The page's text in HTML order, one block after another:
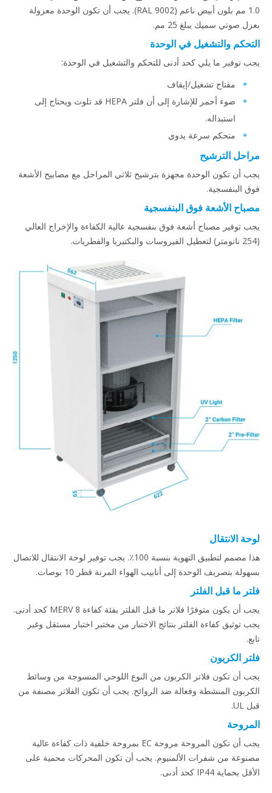
1.0 مم بلون أبيض ناعم (RAL 9002). يجب أن تكون الوحدة معزولة
بعزل صوتي سميك يبلغ 25 مم.
التحكم والتشغيل في الوحدة
يجب توفير ما يلي كحد أدنى للتحكم والتشغيل في الوحدة:
مفتاح تشغيل/إيقاف
ضوء أحمر للإشارة إلى أن فلتر HEPA قد تلوث ويحتاج إلى
استبداله.
متحكم سرعة يدوي
مراحل الترشيح
يجب أن تكون الوحدة مجهزة بترشيح ثلاثي المراحل مع مصابيح الأشعة
فوق البنفسجية.
مصباح الأشعة فوق البنفسجية
يجب توفير مصباح أشعة فوق بنفسجية عالية الكفاءة والإخراج العالي
(254 نانومتر) لتعطيل الفيروسات والبكتيريا والفطريات.
لوحة الانتقال
هذا مصمم لتطبيق التهوية بنسبة 100٪. يجب توفير لوحة الانتقال للاتصال
بسهولة بتصريف الوحدة إلى أنابيب الهواء المرنة قطر 10 بوصات.
فلتر ما قبل الفلتر
يجب أن يكون متوفرًا فلاتر ما قبل الفلتر بفئة كفاءة MERV 8 كحد أدنى.
يجب توثيق كفاءة الفلتر بنتائج الاختبار من مختبر اختبار مستقل وغير
تابع.
فلتر الكربون
يجب أن تكون فلاتر الكربون من النوع اللوحي المنسوجة من وسائط
الكربون المنشطة وفعالة ضد الروائح. يجب أن تكون الفلاتر مصنفة من
قبل UL.
المروحة
يجب أن تكون المروحة مروحة EC بمروحة خلفية ذات كفاءة عالية
مصنوعة من شفرات الألمنيوم. يجب أن تكون المحركات محمية على
الأقل بحماية IP44 كحد أدنى.